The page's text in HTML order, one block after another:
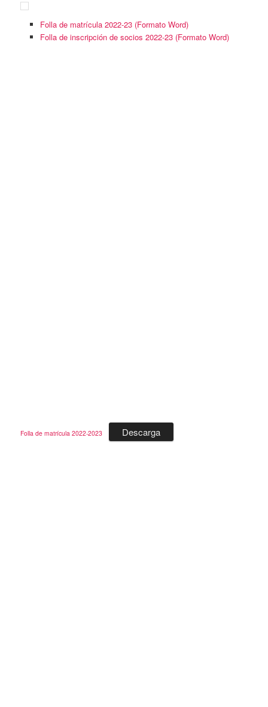
Folla de matrícula 2022-23 (Formato Word)
Folla de inscripción de socios 2022-23 (Formato Word)
Folla de matrícula 2022-2023 Descarga